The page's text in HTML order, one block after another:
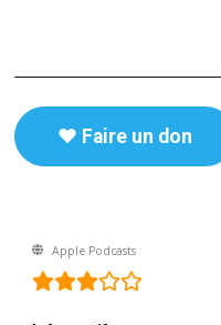
♥️ Faire un don
Apple Podcasts